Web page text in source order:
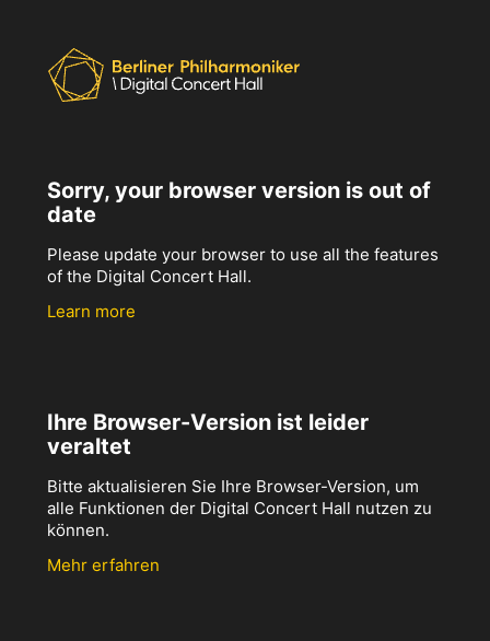
Sorry, your browser version is out of
date
Please update your browser to use all the features
of the Digital Concert Hall.
Learn more
Ihre Browser-Version ist leider
veraltet
Bitte aktualisieren Sie Ihre Browser-Version, um
alle Funktionen der Digital Concert Hall nutzen zu
können.
Mehr erfahren